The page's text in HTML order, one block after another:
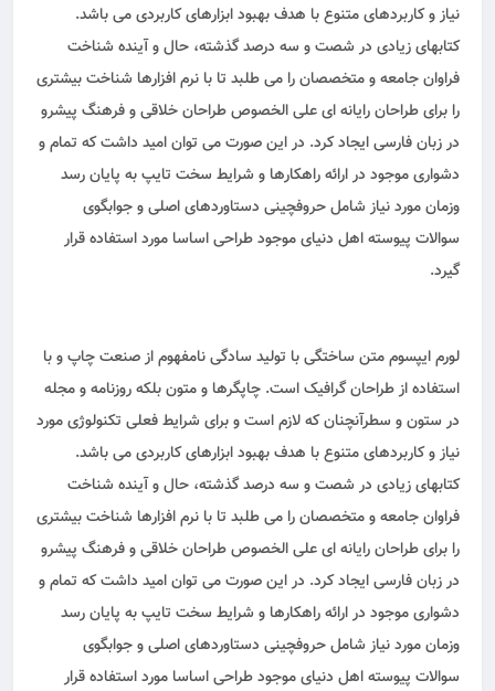
نیاز و کاربردهای متنوع با هدف بهبود ابزارهای کاربردی می باشد.
کتابهای زیادی در شصت و سه درصد گذشته، حال و آینده شناخت
فراوان جامعه و متخصصان را می طلبد تا با نرم افزارها شناخت بیشتری
را برای طراحان رایانه ای علی الخصوص طراحان خلاقی و فرهنگ پیشرو
در زبان فارسی ایجاد کرد. در این صورت می توان امید داشت که تمام و
دشواری موجود در ارائه راهکارها و شرایط سخت تایپ به پایان رسد
وزمان مورد نیاز شامل حروفچینی دستاوردهای اصلی و جوابگوی
سوالات پیوسته اهل دنیای موجود طراحی اساسا مورد استفاده قرار
گیرد.
لورم ایپسوم متن ساختگی با تولید سادگی نامفهوم از صنعت چاپ و با
استفاده از طراحان گرافیک است. چاپگرها و متون بلکه روزنامه و مجله
در ستون و سطرآنچنان که لازم است و برای شرایط فعلی تکنولوژی مورد
نیاز و کاربردهای متنوع با هدف بهبود ابزارهای کاربردی می باشد.
کتابهای زیادی در شصت و سه درصد گذشته، حال و آینده شناخت
فراوان جامعه و متخصصان را می طلبد تا با نرم افزارها شناخت بیشتری
را برای طراحان رایانه ای علی الخصوص طراحان خلاقی و فرهنگ پیشرو
در زبان فارسی ایجاد کرد. در این صورت می توان امید داشت که تمام و
دشواری موجود در ارائه راهکارها و شرایط سخت تایپ به پایان رسد
وزمان مورد نیاز شامل حروفچینی دستاوردهای اصلی و جوابگوی
سوالات پیوسته اهل دنیای موجود طراحی اساسا مورد استفاده قرار